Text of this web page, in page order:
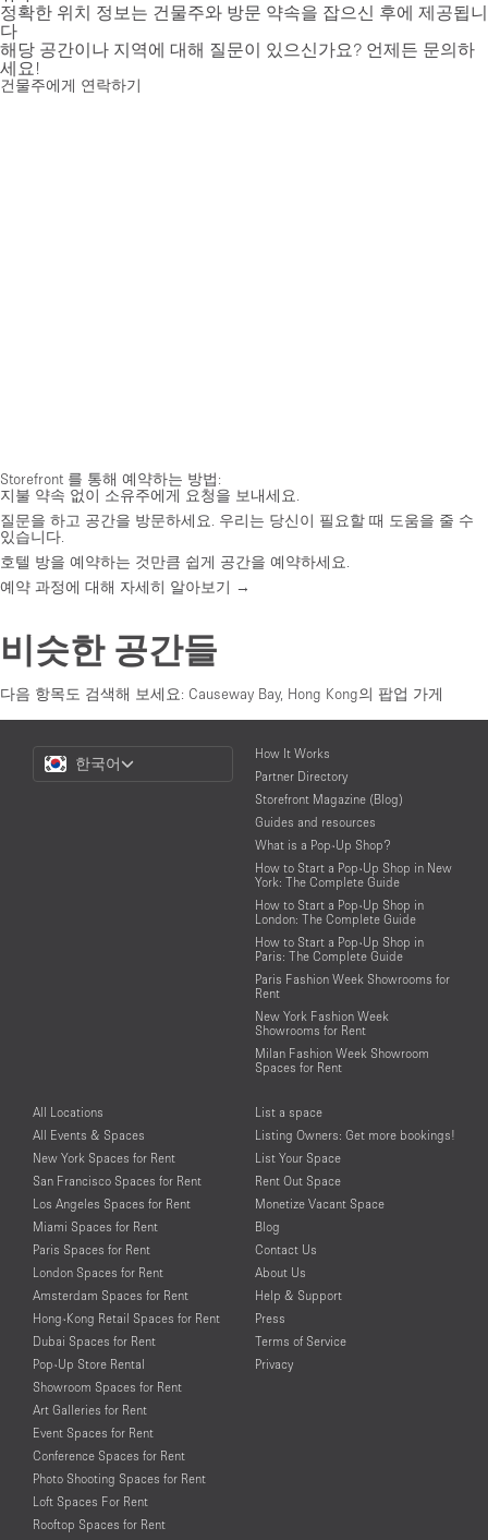
정확한 위치 정보는 건물주와 방문 약속을 잡으신 후에 제공됩니
다
해당 공간이나 지역에 대해 질문이 있으신가요? 언제든 문의하
세요!
건물주에게 연락하기
Storefront 를 통해 예약하는 방법:
지불 약속 없이 소유주에게 요청을 보내세요.
질문을 하고 공간을 방문하세요. 우리는 당신이 필요할 때 도움을 줄 수
있습니다.
호텔 방을 예약하는 것만큼 쉽게 공간을 예약하세요.
예약 과정에 대해 자세히 알아보기 →
비슷한 공간들
다음 항목도 검색해 보세요: Causeway Bay, Hong Kong의 팝업 가게
Choose
Language
한국어
How It Works
Partner Directory
Storefront Magazine (Blog)
Guides and resources
What is a Pop-Up Shop?
How to Start a Pop-Up Shop in New
York: The Complete Guide
How to Start a Pop-Up Shop in
London: The Complete Guide
How to Start a Pop-Up Shop in
Paris: The Complete Guide
Paris Fashion Week Showrooms for
Rent
New York Fashion Week
Showrooms for Rent
Milan Fashion Week Showroom
Spaces for Rent
All Locations
All Events & Spaces
New York Spaces for Rent
San Francisco Spaces for Rent
Los Angeles Spaces for Rent
Miami Spaces for Rent
Paris Spaces for Rent
London Spaces for Rent
Amsterdam Spaces for Rent
Hong-Kong Retail Spaces for Rent
Dubai Spaces for Rent
Pop-Up Store Rental
Showroom Spaces for Rent
Art Galleries for Rent
Event Spaces for Rent
Conference Spaces for Rent
Photo Shooting Spaces for Rent
Loft Spaces For Rent
Rooftop Spaces for Rent
List a space
Listing Owners: Get more bookings!
List Your Space
Rent Out Space
Monetize Vacant Space
Blog
Contact Us
About Us
Help & Support
Press
Terms of Service
Privacy